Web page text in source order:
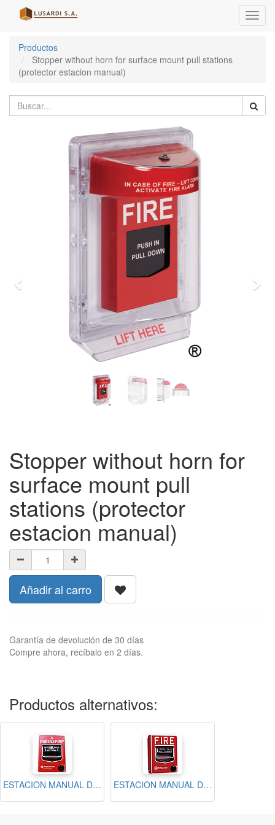
Menú
de
Productos
Stopper without horn for surface mount pull stations
(protector estacion manual)
Stopper without horn for
surface mount pull
stations (protector
estacion manual)
Añadir al carro
Garantía de devolución de 30 días
Compre ahora, recíbalo en 2 días.
Productos alternativos:
ESTACION MANUAL DIRECCIONABLE EN ESPANOL ESTACION MANUAL DIRECCIONABLE ESPANOL/INGLES